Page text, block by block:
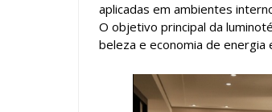
aplicadas em ambientes
O objetivo principal da
beleza e economia de energia